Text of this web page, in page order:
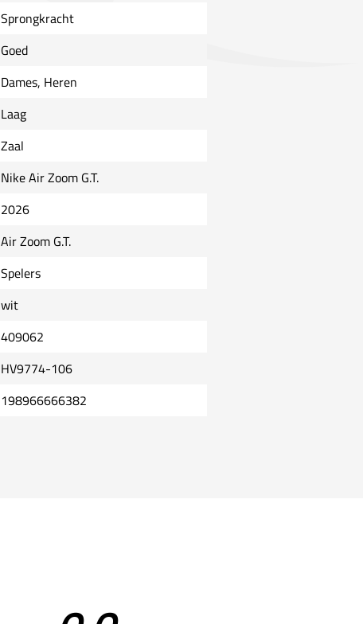
Sprongkracht
Goed
Dames, Heren
Laag
Zaal
Nike Air Zoom G.T.
2026
Air Zoom G.T.
Spelers
wit
409062
HV9774-106
198966666382